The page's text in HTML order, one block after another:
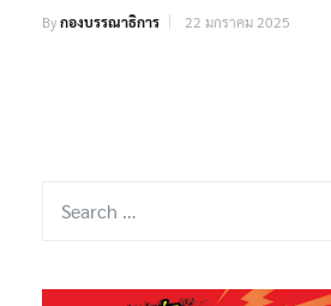
Byกองบรรณาธิการ 22 มกราคม 2025